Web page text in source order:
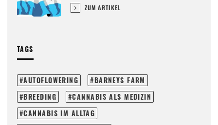
ZUM ARTIKEL
TAGS
AUTOFLOWERING
BARNEYS FARM
BREEDING
CANNABIS ALS MEDIZIN
CANNABIS IM ALLTAG